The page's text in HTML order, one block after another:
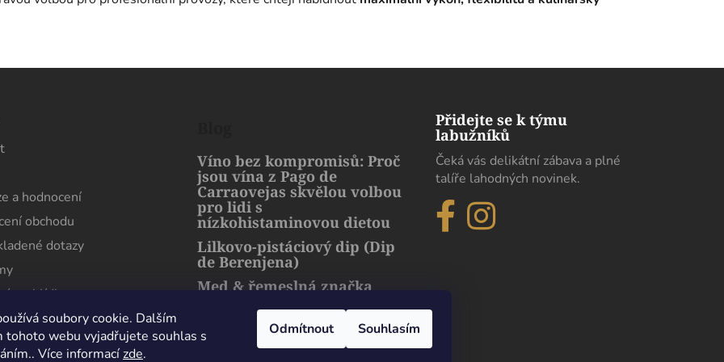
soubory cookie. Dalším
tohoto webu vyjadřujete souhlas s
Více informacízde.
Odmítnout Souhlasím
a hodnocení
obchodu
dotazy
prohlídka
Víno bez kompromisů: Proč
jsou vína z Pago de
Carraovejas skvělou volbou
pro lidi s
nízkohistaminovou dietou
Lilkovo-pistáciový dip (Dip
de Berenjena)
Med & řemeslná značka
harmonie přírody a luxusu
Přidejte se k týmu
labužníků
Čeká vás delikátní zábava a plné
talíře lahodných novinek.